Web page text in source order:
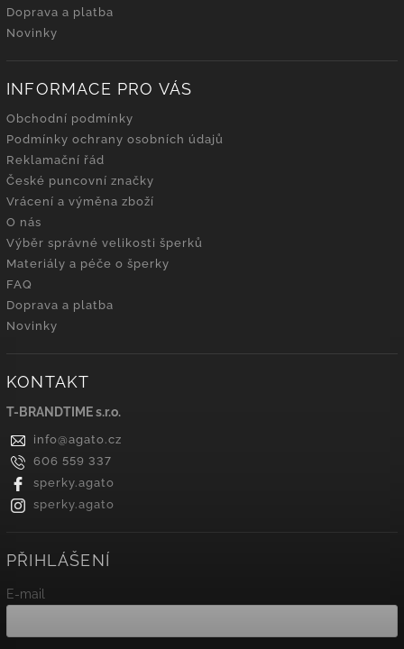
Doprava a platba
Novinky
INFORMACE PRO VÁS
Obchodní podmínky
Podmínky ochrany osobních údajů
Reklamační řád
České puncovní značky
Vrácení a výměna zboží
O nás
Výběr správné velikosti šperků
Materiály a péče o šperky
FAQ
Doprava a platba
Novinky
KONTAKT
T-BRANDTIME s.r.o.
info@agato.cz
606 559 337
sperky.agato
sperky.agato
PŘIHLÁŠENÍ
E-mail